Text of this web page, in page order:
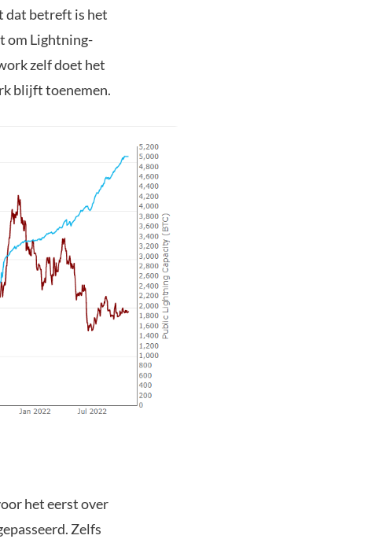
dat betreft is het
om Lightning-
zelf doet het
blijft toenemen.
het eerst over
Zelfs